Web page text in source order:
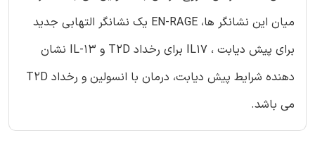
میان این نشانگر ها، EN-RAGE یک نشانگر التهابی جدید
برای پیش دیابت ، IL17 برای رخداد T2D و IL-13 نشان
دهنده شرایط پیش دیابت، درمان با انسولین و رخداد T2D
می باشد.